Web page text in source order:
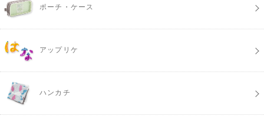
ポーチ・ケース
アップリケ
ハンカチ